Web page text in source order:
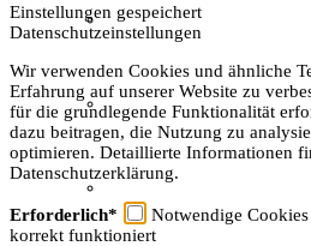
Besichtigung & Führungen
Aktionen &
Außerschulischer Lernort
Einstellungen gespeichert
Datenschutzeinstellungen
Wir verwenden Cookies und ähnliche
Erfahrung auf unserer Website zu
für die grundlegende Funktionalität
dazu beitragen, die Nutzung zu
optimieren. Detaillierte Informationen
Datenschutzerklärung.
Erforderlich*
Notwendige
korrekt funktioniert